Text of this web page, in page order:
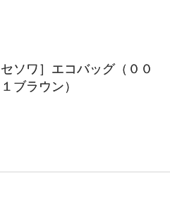
ソワ］エコバッグ（００
ブラウン）